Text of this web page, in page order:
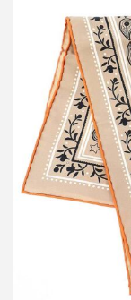
エルメス 26SS